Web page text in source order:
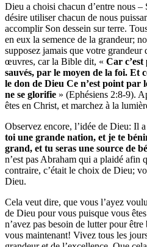
Dieu a choisi chacun d’entre nous –
désire utiliser chacun de nous
accomplir Son dessein sur terre.
en eux la semence de la grandeur;
supposez jamais que votre grandeur
œuvres, car la Bible dit, « Car c’est
sauvés, par le moyen de la foi. Et
le don de Dieu Ce n’est point par
ne se glorifie » (Ephésiens 2:8-9).
êtes en Christ, et marchez à la
Observez encore, l’idée de Dieu: Il
toi une grande nation, et je te
grand, et tu seras une source de
n’est pas Abraham qui a plaidé afin
contraire, c’était le choix de Dieu;
Dieu.
Cela veut dire, que vous l’ayez
de Dieu pour vous puisque vous
n’avez pas besoin de lutter pour
vous maintenant! Vivez tous les